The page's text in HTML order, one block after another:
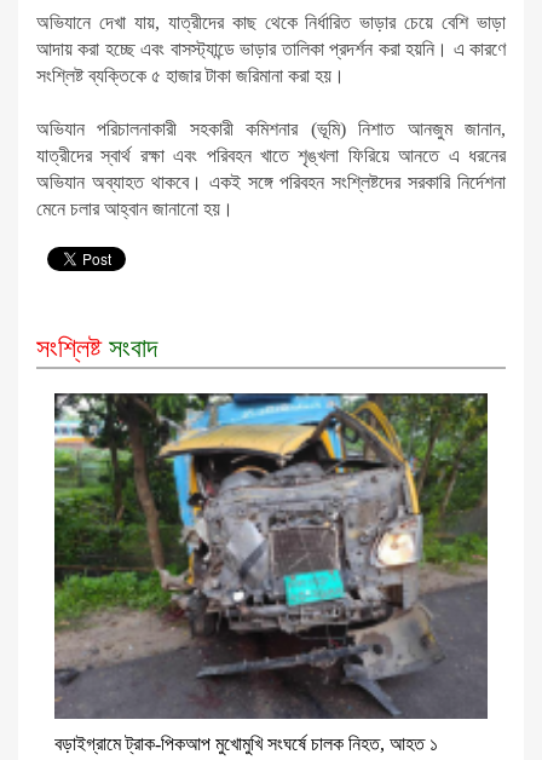
অভিযানে দেখা যায়, যাত্রীদের কাছ থেকে নির্ধারিত ভাড়ার চেয়ে বেশি ভাড়া
আদায় করা হচ্ছে এবং বাসস্ট্যান্ডে ভাড়ার তালিকা প্রদর্শন করা হয়নি। এ কারণে
সংশ্লিষ্ট ব্যক্তিকে ৫ হাজার টাকা জরিমানা করা হয়।
অভিযান পরিচালনাকারী সহকারী কমিশনার (ভূমি) নিশাত আনজুম জানান,
যাত্রীদের স্বার্থ রক্ষা এবং পরিবহন খাতে শৃঙ্খলা ফিরিয়ে আনতে এ ধরনের
অভিযান অব্যাহত থাকবে। একই সঙ্গে পরিবহন সংশ্লিষ্টদের সরকারি নির্দেশনা
মেনে চলার আহ্বান জানানো হয়।
সংশ্লিষ্ট সংবাদ
বড়াইগ্রামে ট্রাক-পিকআপ মুখোমুখি সংঘর্ষে চালক নিহত, আহত ১